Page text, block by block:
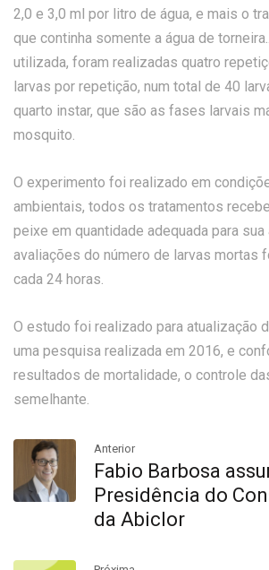
2,0 e 3,0 ml por litro de água, e mais o
que continha somente a água de
utilizada, foram realizadas quatro
larvas por repetição, num total de 40
quarto instar, que são as fases larvais
mosquito.
O experimento foi realizado em
ambientais, todos os tratamentos
peixe em quantidade adequada para sua
avaliações do número de larvas mortas
cada 24 horas.
O estudo foi realizado para atualização
uma pesquisa realizada em 2016, e
resultados de mortalidade, o controle
semelhante.
Anterior
Fabio Barbosa
Presidência do
da Abiclor